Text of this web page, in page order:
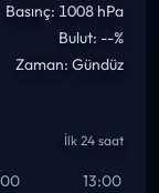
Basınç: 1008 hPa
Bulut: --%
Zaman: Gündüz
İlk 24 saat
13:00